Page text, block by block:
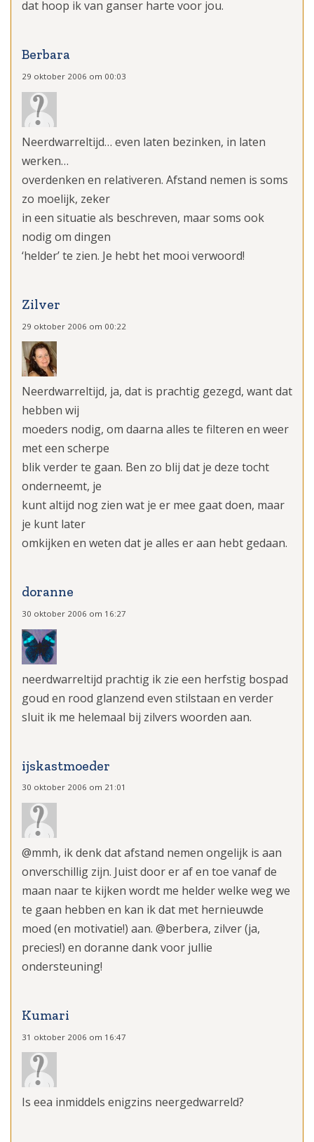
dat hoop ik van ganser harte voor jou.
Berbara
29 oktober 2006 om 00:03
Neerdwarreltijd… even laten bezinken, in laten
werken…
overdenken en relativeren. Afstand nemen is soms
zo moelijk, zeker
in een situatie als beschreven, maar soms ook
nodig om dingen
‘helder’ te zien. Je hebt het mooi verwoord!
Zilver
29 oktober 2006 om 00:22
Neerdwarreltijd, ja, dat is prachtig gezegd, want dat
hebben wij
moeders nodig, om daarna alles te filteren en weer
met een scherpe
blik verder te gaan. Ben zo blij dat je deze tocht
onderneemt, je
kunt altijd nog zien wat je er mee gaat doen, maar
je kunt later
omkijken en weten dat je alles er aan hebt gedaan.
doranne
30 oktober 2006 om 16:27
neerdwarreltijd prachtig ik zie een herfstig bospad
goud en rood glanzend even stilstaan en verder
sluit ik me helemaal bij zilvers woorden aan.
ijskastmoeder
30 oktober 2006 om 21:01
@mmh, ik denk dat afstand nemen ongelijk is aan
onverschillig zijn. Juist door er af en toe vanaf de
maan naar te kijken wordt me helder welke weg we
te gaan hebben en kan ik dat met hernieuwde
moed (en motivatie!) aan. @berbera, zilver (ja,
precies!) en doranne dank voor jullie
ondersteuning!
Kumari
31 oktober 2006 om 16:47
Is eea inmiddels enigzins neergedwarreld?